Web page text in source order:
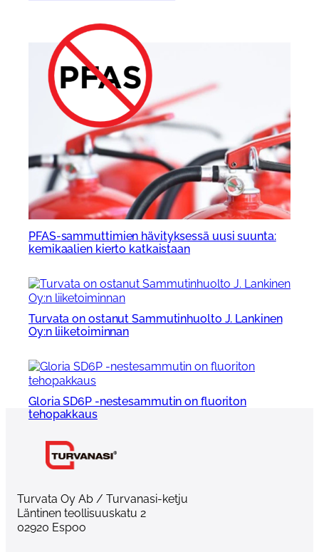
PFAS-sammuttimien hävityksessä uusi suunta:
kemikaalien kierto katkaistaan
Turvata on ostanut Sammutinhuolto J. Lankinen
Oy:n liiketoiminnan
Gloria SD6P -nestesammutin on fluoriton
tehopakkaus
Turvata Oy Ab / Turvanasi-ketju
Läntinen teollisuuskatu 2
02920 Espoo